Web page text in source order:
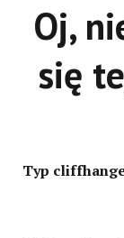
Oj,
się
Typ